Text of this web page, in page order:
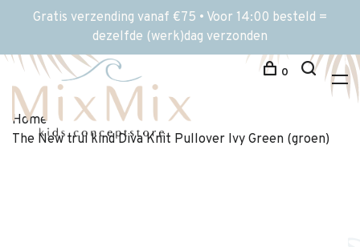
Gratis verzending vanaf €75 • Voor 14:00 besteld =
dezelfde (werk)dag verzonden
0
Home
The New trui kind Diva Knit Pullover Ivy Green (groen)